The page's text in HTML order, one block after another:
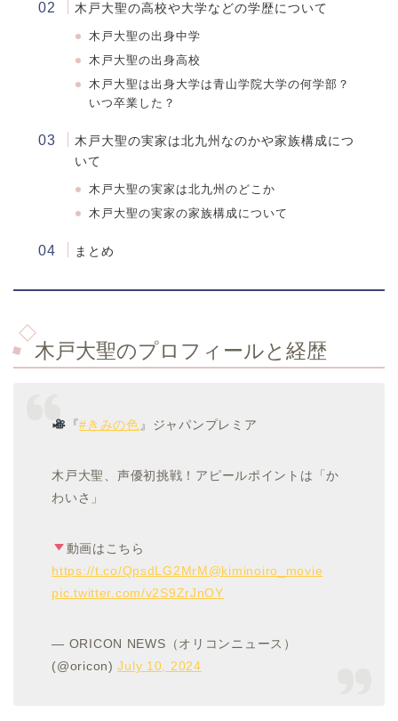
木戸大聖の高校や大学などの学歴について
木戸大聖の出身中学
木戸大聖の出身高校
木戸大聖 は出身大学は青山学院大学の何学部？
いつ卒業した？
木戸大聖の実家は北九州なのかや家族構成につ
いて
木戸大聖の実家は北九州のどこか
木戸大聖の実家の家族構成について
まとめ
木戸大聖のプロフィールと経歴
『#きみの色 』ジャパンプレミア
木戸大聖、声優初挑戦！アピールポイントは「か
わいさ」
動画はこちら
https://t.co/QpsdLG2MrM@kiminoiro_movie
pic.twitter.com/v2S9ZrJnOY
— ORICON NEWS（オリコンニュース）
(@oricon)July 10, 2024